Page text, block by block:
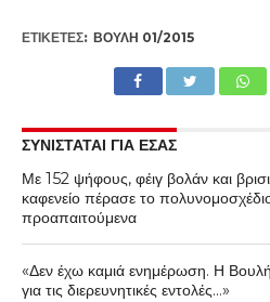
ΕΤΙΚΕΤΕΣ: ΒΟΥΛΉ 01/2015
ΣΥΝΙΣΤΑΤΑΙ ΓΙΑ ΕΣΑΣ
Με 152 ψήφους, φέιγ βολάν και
καφενείο πέρασε το
προαπαιτούμενα
«Δεν έχω καμιά ενημέρωση. Η
για τις διερευνητικές εντολές…»